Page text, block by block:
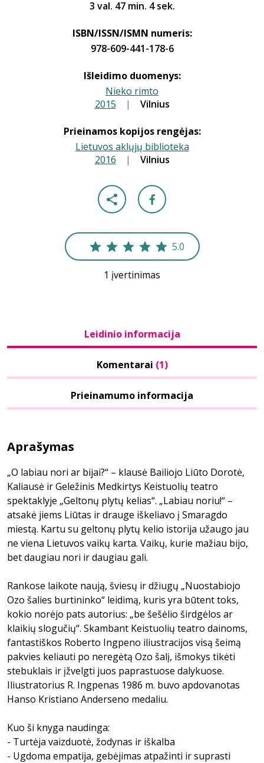
3 val. 47 min. 4 sek.
ISBN/ISSN/ISMN numeris:
978-609-441-178-6
Išleidimo duomenys:
Nieko rimto
2015 | Vilnius
Prieinamos kopijos rengėjas:
Lietuvos aklųjų biblioteka
2016 | Vilnius
5.0
1 įvertinimas
Leidinio informacija
Komentarai (1)
Prieinamumo informacija
Aprašymas
„O labiau nori ar bijai?“ – klausė Bailiojo Liūto Dorotė,
Kaliausė ir Geležinis Medkirtys Keistuolių teatro
spektaklyje „Geltonų plytų kelias“. „Labiau noriu!“ –
atsakė jiems Liūtas ir drauge iškeliavo į Smaragdo
miestą. Kartu su geltonų plytų kelio istorija užaugo jau
ne viena Lietuvos vaikų karta. Vaikų, kurie mažiau bijo,
bet daugiau nori ir daugiau gali.
Rankose laikote naują, šviesų ir džiugų „Nuostabiojo
Ozo šalies burtininko“ leidimą, kuris yra būtent toks,
kokio norėjo pats autorius: „be šešėlio širdgėlos ar
klaikių slogučių“. Skambant Keistuolių teatro dainoms,
fantastiškos Roberto Ingpeno iliustracijos visą šeimą
pakvies keliauti po neregėtą Ozo šalį, išmokys tikėti
stebuklais ir įžvelgti juos paprastuose dalykuose.
Iliustratorius R. Ingpenas 1986 m. buvo apdovanotas
Hanso Kristiano Anderseno medaliu.
Kuo ši knyga naudinga:
- Turtėja vaizduotė, žodynas ir iškalba
- Ugdoma empatija, gebėjimas atpažinti ir suprasti